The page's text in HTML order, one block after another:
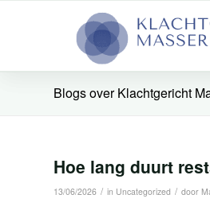
Blogs over Klachtgericht
Hoe lang duurt
13/06/2026 / in Uncategorized / door